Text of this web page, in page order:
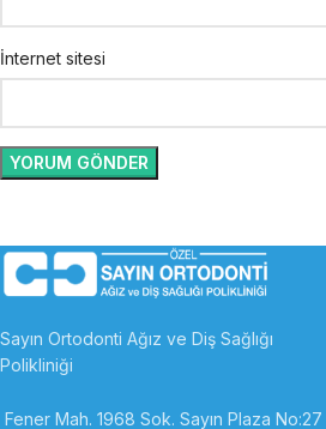
İnternet sitesi
Sayın Ortodonti Ağız ve Diş Sağlığı
Polikliniği
Fener Mah. 1968 Sok. Sayın Plaza No:27